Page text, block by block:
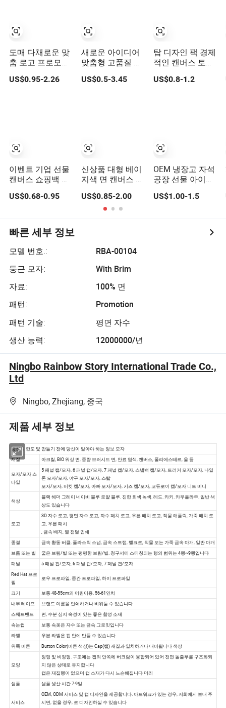
도매 다채로운 맞
춤 로고 프로모션
로운 미니 패션 캔
US$0.95-2.26
이벤트 기업 선물
캔버스 쇼핑백 프
로모션 기념품
US$0.68-0.95
새로운 아이디어
맞춤형 고품질 비
세트
US$0.5-3.45
신상품 대형 베이
지색 면 캔버스 무
슬린 토트백 맞춤
로고 인쇄 재사용
가능한 어깨 가방
쇼핑 및 홍보용
US$0.85-2.00
탑 디자인 팩 경제
적인 캔버스 토트
크기 재사용 가능
US$0.8-1.2
OEM 냉장고 자석
공장 선물 아이템
홈 장식 3D 냉장
고 자석 기념품 프
US$1.00-1.5
빠른 세부 정보
모델 번호.:
RBA-00104
둥근 모자:
With Brim
자료:
100% 면
패턴:
Promotion
패턴 기술:
평면 자수
생산 능력:
12000000/년
Ningbo Rainbow Story International Trade Co.,
Ltd
Ningbo, Zhejiang, 중국
제품 세부 정보